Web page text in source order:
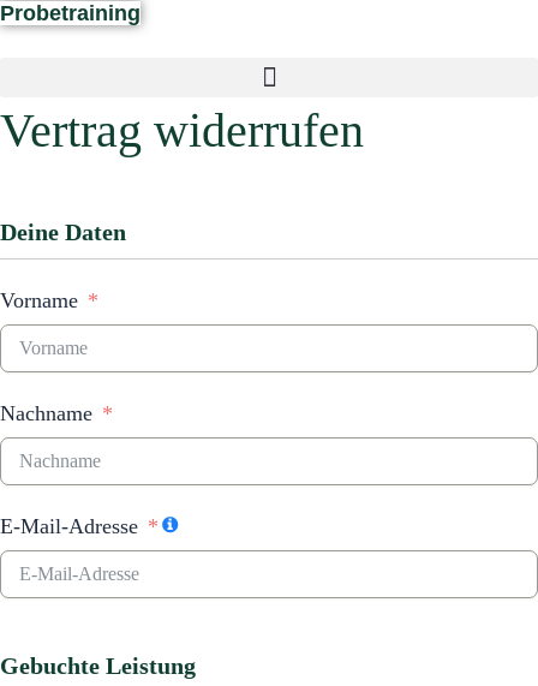
Zum
Probetraining
Vertrag widerrufen
Deine Daten
Vorname
Nachname
E-Mail-Adresse
Gebuchte Leistung